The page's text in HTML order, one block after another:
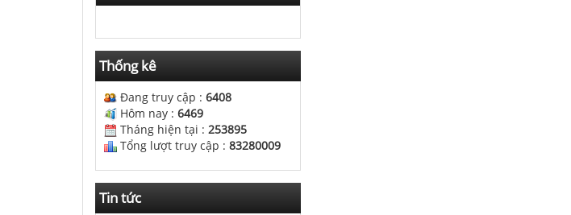
Thống kê
Đang truy cập : 6408
Hôm nay : 6469
Tháng hiện tại : 253895
Tổng lượt truy cập : 83280009
Tin tức